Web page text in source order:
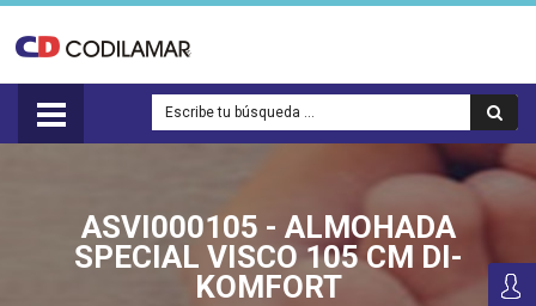
ASVI000105 - ALMOHADA
SPECIAL VISCO 105 CM DI-
KOMFORT